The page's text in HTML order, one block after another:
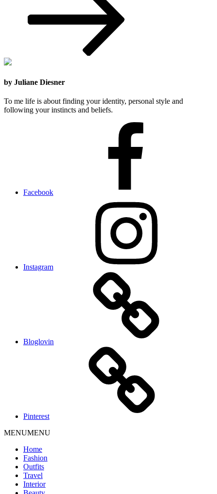
by Juliane Diesner
To me life is about finding your identity, personal style and
following your instincts and beliefs.
Facebook
Instagram
Bloglovin
Pinterest
MENUMENU
Home
Fashion
Outfits
Travel
Interior